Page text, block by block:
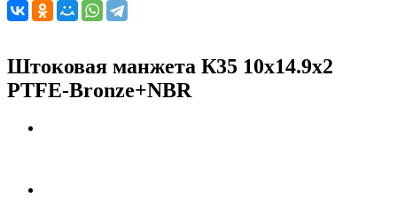
Штоковая манжета К35 10x14.9x2
PTFE-Bronze+NBR